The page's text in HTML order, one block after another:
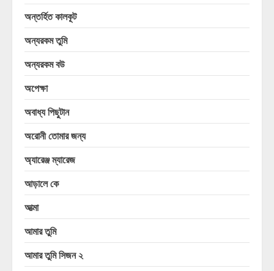
অন্তর্হিত কালকূট
অন্যরকম তুমি
অন্যরকম বউ
অপেক্ষা
অবাধ্য পিছুটান
অরোনী তোমার জন্য
অ্যারেঞ্জ ম্যারেজ
আড়ালে কে
আত্মা
আমার তুমি
আমার তুমি সিজন ২